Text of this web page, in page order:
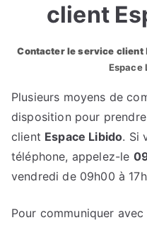
client
Contacter le service client
Espace
Plusieurs moyens de
disposition pour
client Espace Libido. Si
téléphone, appelez-le
vendredi de 09h00 à
Pour communiquer